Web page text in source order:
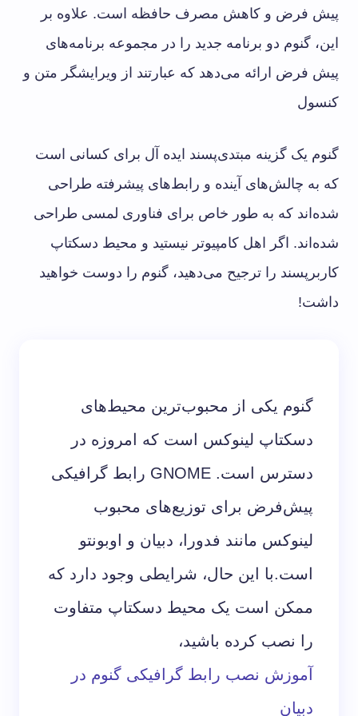
پیش فرض و کاهش مصرف حافظه است. علاوه بر
این، گنوم دو برنامه جدید را در مجموعه برنامه‌های
پیش فرض ارائه می‌دهد که عبارتند از ویرایشگر متن و
کنسول
گنوم یک گزینه مبتدی‌پسند ایده آل برای کسانی است
که به چالش‌های آینده و رابط‌های پیشرفته طراحی
شده‌اند که به طور خاص برای فناوری لمسی طراحی
شده‌اند. اگر اهل کامپیوتر نیستید و محیط دسکتاپ
کاربرپسند را ترجیح می‌دهید، گنوم را دوست خواهید
داشت!
گنوم یکی از محبوب‌ترین محیط‌های
دسکتاپ لینوکس است که امروزه در
دسترس است. GNOME رابط گرافیکی
پیش‌فرض برای توزیع‌های محبوب
لینوکس مانند فدورا، دبیان و اوبونتو
است.با این حال، شرایطی وجود دارد که
ممکن است یک محیط دسکتاپ متفاوت
را نصب کرده باشید،
آموزش نصب رابط گرافیکی گنوم در
دبیان